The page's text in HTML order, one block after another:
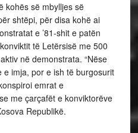
kohës së mbylljes së
shtëpi, për disa kohë ai
e ’81-shit e patën
të Letërsisë me 500
në demonstrata. “Nëse
e imja, por e ish të burgosurit
emrat e
me çarçafët e konviktorëve
Republikë.